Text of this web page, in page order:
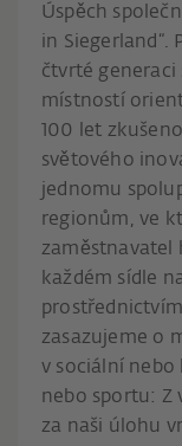
Úspěch
in Siegerland“.
čtvrté
místností
100 let
světového
jednomu
regionům, ve
zaměstnavatel
každém sídle
zasazujeme o
v sociální nebo
nebo sportu: Z
za naši úlohu